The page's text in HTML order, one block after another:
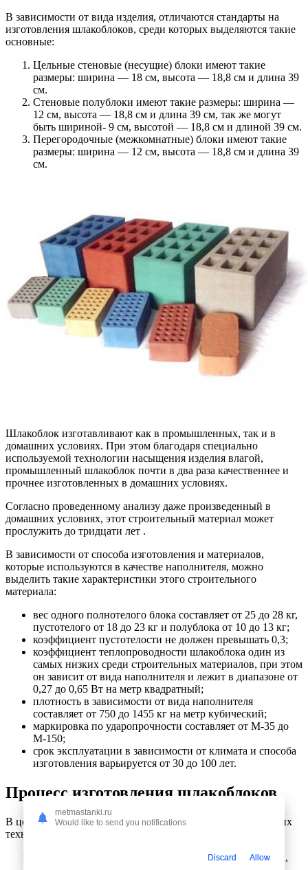
В зависимости от вида изделия, отличаются стандарты на
изготовления шлакоблоков, среди которых выделяются такие
основные:
Цельные стеновые (несущие) блоки имеют такие
размеры: ширина — 18 см, высота — 18,8 см и длина 39
см.
Стеновые полублоки имеют такие размеры: ширина —
12 см, высота — 18,8 см и длина 39 см, так же могут
быть шириной- 9 см, высотой — 18,8 см и длиной 39 см.
Перегородочные (межкомнатные) блоки имеют такие
размеры: ширина — 12 см, высота — 18,8 см и длина 39
см.
Шлакоблок изготавливают как в промышленных, так и в
домашних условиях. При этом благодаря специально
используемой технологии насыщения изделия влагой,
промышленный шлакоблок почти в два раза качественнее и
прочнее изготовленных в домашних условиях.
Согласно проведенному анализу даже произведенный в
домашних условиях, этот строительный материал может
прослужить до тридцати лет .
В зависимости от способа изготовления и материалов,
которые используются в качестве наполнителя, можно
выделить такие характеристики этого строительного
материала:
вес одного полнотелого блока составляет от 25 до 28 кг,
пустотелого от 18 до 23 кг и полублока от 10 до 13 кг;
коэффициент пустотелости не должен превышать 0,3;
коэффициент теплопроводности шлакоблока один из
самых низких среди строительных материалов, при этом
он зависит от вида наполнителя и лежит в диапазоне от
0,27 до 0,65 Вт на метр квадратный;
плотность в зависимости от вида наполнителя
составляет от 750 до 1455 кг на метр кубический;
маркировка по ударопрочности составляет от М-35 до
М-150;
срок эксплуатации в зависимости от климата и способа
изготовления варьируется от 30 до 100 лет.
Процесс изготовления шлакоблоков
В целом процесс изготовления шлакоблока состоит из таких
технологических действий:
Подготовка раствора, путем перемешивания цемента,
metmastanki.ru
Would like to send you notifications
Discard Allow